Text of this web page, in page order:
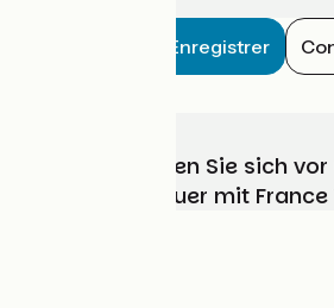
Enregistrer
Wählen, bereiten Sie sich
Ihr Radabenteuer mit